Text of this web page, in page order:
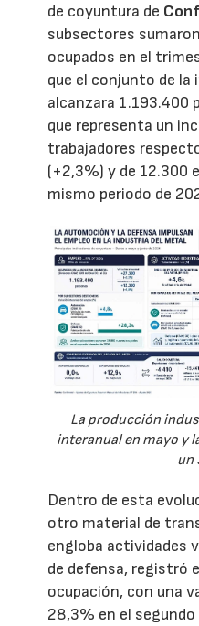
de coyuntura de
subsectores
ocupados en el
que el conjunto de la
alcanzara 1.193.400
que representa un
trabajadores
(+2,3%) y de 12.300
mismo periodo de
La producción
interanual en mayo y
un
Dentro de esta
otro material de
engloba actividades
de defensa, registró
ocupación, con una
28,3% en el